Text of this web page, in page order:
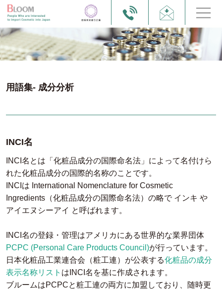
用語集- 成分分析
INCI名
INCI名とは「化粧品成分の国際命名法」によって名付けら
れた化粧品成分の国際的名称のことです。
INCIは International Nomenclature for Cosmetic
Ingredients（化粧品成分の国際命名法）の略で インキ や
アイエヌシーアイ と呼ばれます。
INCI名の登録・管理はアメリカにある世界的な業界団体
PCPC (Personal Care Products Council)が行っています。
日本化粧品工業連合会（粧工連）が公表する化粧品の成分
表示名称リスト はINCI名を基に作成されます。
ブルームはPCPCと粧工連の両方に加盟しており、随時更